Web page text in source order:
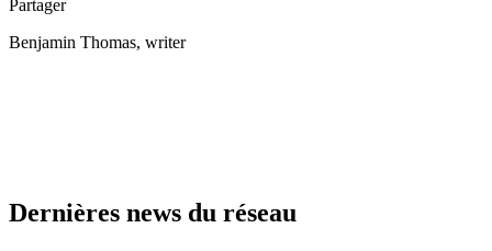
Partager
Benjamin Thomas, writer
Dernières news du réseau